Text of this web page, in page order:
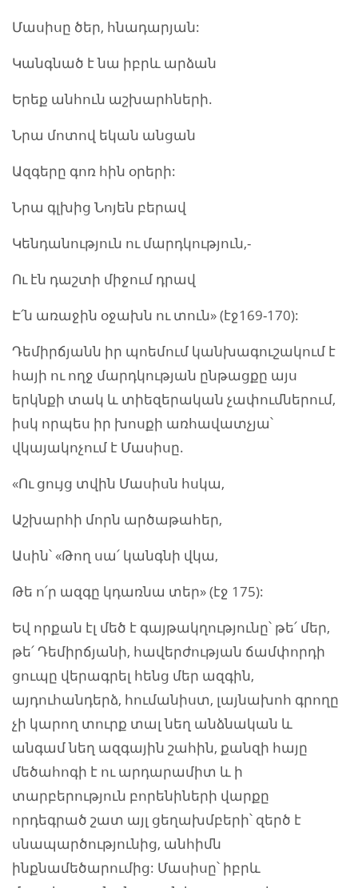
Մասիսը ծեր, հնադարյան:
Կանգնած է նա իբրև արձան
Երեք անհուն աշխարհների.
Նրա մոտով եկան անցան
Ազգերը գոռ հին օրերի:
Նրա գլխից Նոյեն բերավ
Կենդանություն ու մարդկություն,-
Ու էն դաշտի միջում դրավ
Է՛ն առաջին օջախն ու տուն» (էջ169-170):
Դեմիրճյանն իր պոեմում կանխագուշակում է
հայի ու ողջ մարդկության ընթացքը այս
երկնքի տակ և տիեզերական չափումներում,
իսկ որպես իր խոսքի առհավատչյա՝
վկայակոչում է Մասիսը.
«Ու ցույց տվին Մասիսն հսկա,
Աշխարհի մորն արծաթահեր,
Ասին՝ «Թող սա՛ կանգնի վկա,
Թե ո՛ր ազգը կդառնա տեր» (էջ 175):
Եվ որքան էլ մեծ է գայթակղությունը՝ թե՛ մեր,
թե՛ Դեմիրճյանի, հավերժության ճամփորդի
ցուպը վերագրել հենց մեր ազգին,
այդուհանդերձ, հումանիստ, լայնախոհ գրողը
չի կարող տուրք տալ նեղ անձնական և
անգամ նեղ ազգային շահին, քանզի հայը
մեծահոգի է ու արդարամիտ և ի
տարբերություն բորենիների վարքը
որդեգրած շատ այլ ցեղախմբերի՝ զերծ է
սնապարծությունից, անհիմն
ինքնամեծարումից: Մասիսը՝ իբրև